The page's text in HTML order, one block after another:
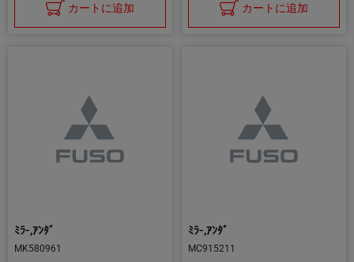
カートに追加 カートに追加
ﾐﾗ-,ｱﾝﾀﾞ
MK580961
ﾐﾗ-,ｱﾝﾀﾞ
MC915211